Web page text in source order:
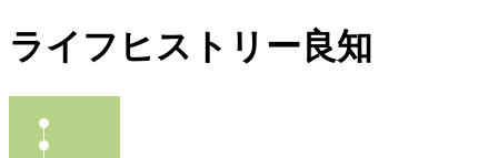
ライフヒストリー良知